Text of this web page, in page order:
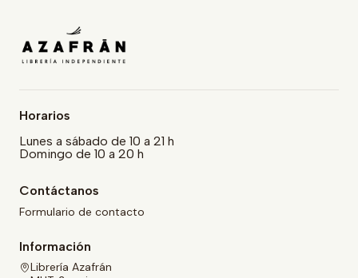
Horarios
Lunes a sábado de 10 a 21 h
Domingo de 10 a 20 h
Contáctanos
Formulario de contacto
Información
Librería Azafrán